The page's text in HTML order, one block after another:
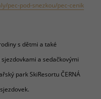
pec-pod-snezkou/pec-cenik
s dětmi a také
a sedačkovými
park SkiResortu ČERNÁ